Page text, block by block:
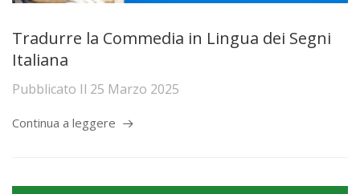
Tradurre la Commedia in Lingua dei Segni
Italiana
Pubblicato Il 25 Marzo 2025
Continua a leggere